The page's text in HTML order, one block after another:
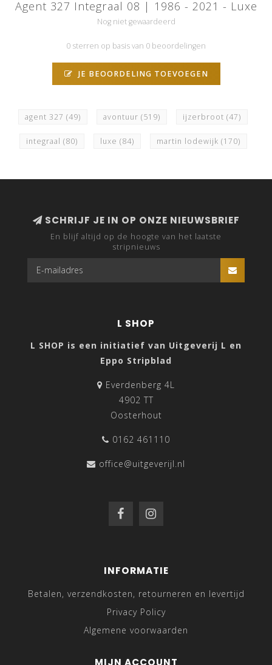
Agent 327 Integraal 08 | 1986 - 2021 - Luxe
Nog niet gewaardeerd
0 sterren op basis van 0 beoordelingen
JE BEOORDELING TOEVOEGEN
agent 327 (49) avontuur (519) ijzerbroot (47)
integraal (80) luxe (84) martin lodewijk (170)
SCHRIJF JE IN OP ONZE NIEUWSBRIEF
En blijf altijd op de hoogte van het laatste
stripnieuws
L SHOP
L SHOP is een initiatief van Uitgeverij L en
Eppo Stripblad
Everdenberg 4L
4902 TT
Oosterhout
0162 461110
office@uitgeverijl.nl
INFORMATIE
Betalen, verzendkosten, retourneren en levertijd
Privacy Policy
Algemene voorwaarden
MIJN ACCOUNT